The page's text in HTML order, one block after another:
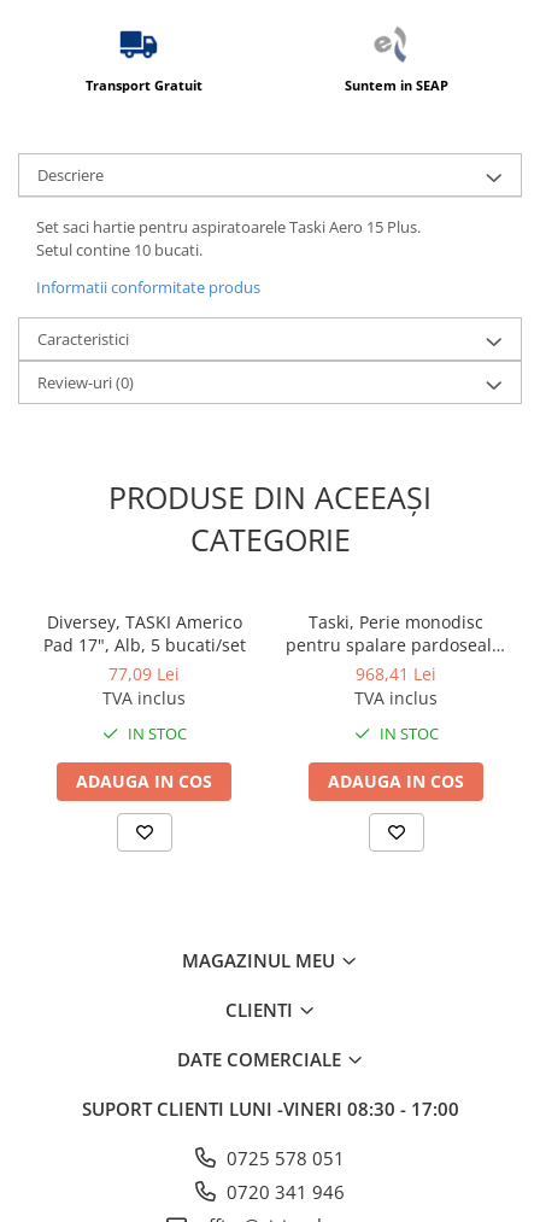
Transport Gratuit Suntem in SEAP
Descriere
Set saci hartie pentru aspiratoarele Taski Aero 15 Plus.
Setul contine 10 bucati.
Informatii conformitate produs
Caracteristici
Review-uri(0)
PRODUSE DIN ACEEAȘI
CATEGORIE
Diversey, TASKI Americo
Pad 17", Alb, 5 bucati/set
77,09 Lei
TVA inclus
IN STOC
ADAUGA IN COS
Taski, Perie monodisc
pentru spalare pardoseala,
diametru 43 cm
968,41 Lei
TVA inclus
IN STOC
ADAUGA IN COS
MAGAZINUL MEU
CLIENTI
DATE COMERCIALE
SUPORT CLIENTI LUNI -VINERI 08:30 - 17:00
0725 578 051
0720 341 946